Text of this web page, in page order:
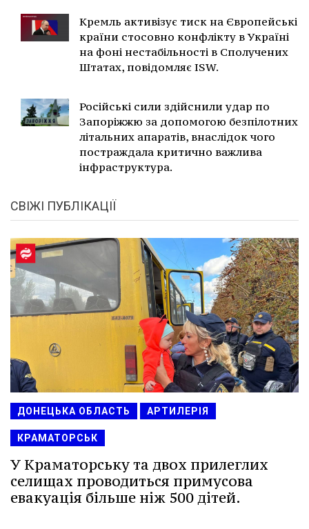
Кремль активізує тиск на Європейські
країни стосовно конфлікту в Україні
на фоні нестабільності в Сполучених
Штатах, повідомляє ISW.
Російські сили здійснили удар по
Запоріжжю за допомогою безпілотних
літальних апаратів, внаслідок чого
постраждала критично важлива
інфраструктура.
СВІЖІ ПУБЛІКАЦІЇ
ДОНЕЦЬКА ОБЛАСТЬ АРТИЛЕРІЯ
КРАМАТОРСЬК
У Краматорську та двох прилеглих
селищах проводиться примусова
евакуація більше ніж 500 дітей.